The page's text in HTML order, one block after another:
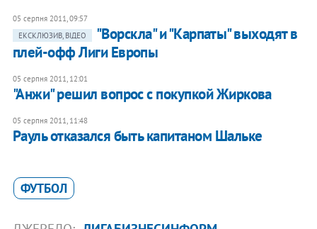
05 серпня 2011, 09:57
ЕКСКЛЮЗИВ, ВІДЕО
"Ворскла" и "Карпаты" выходят в
плей-офф Лиги Европы
05 серпня 2011, 12:01
"Анжи" решил вопрос с покупкой Жиркова
05 серпня 2011, 11:48
Рауль отказался быть капитаном Шальке
ФУТБОЛ